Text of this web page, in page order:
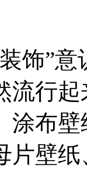
饰”
流行
涂布
片壁